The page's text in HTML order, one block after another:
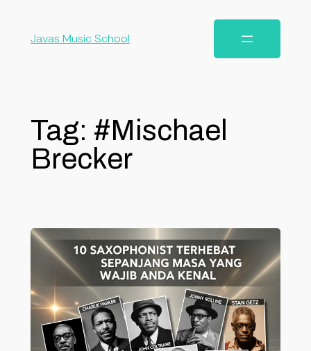
Javas Music School
Tag: #Mischael
Brecker